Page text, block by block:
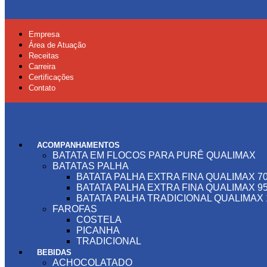
Empresa
Área de Atuação
Receitas
Carreira
Certificações
Contato
ACOMPANHAMENTOS
BATATA EM FLOCOS PARA PURÊ QUALIMAX
BATATAS PALHA
BATATA PALHA EXTRA FINA QUALIMAX
BATATA PALHA EXTRA FINA QUALIMAX
BATATA PALHA TRADICIONAL QUALIMAX
FAROFAS
COSTELA
PICANHA
TRADICIONAL
BEBIDAS
ACHOCOLATADO